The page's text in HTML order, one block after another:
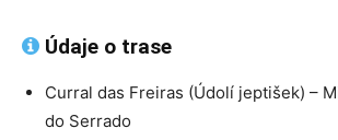
Údaje o trase
Curral das Freiras (Údolí jeptišek) –
do Serrado